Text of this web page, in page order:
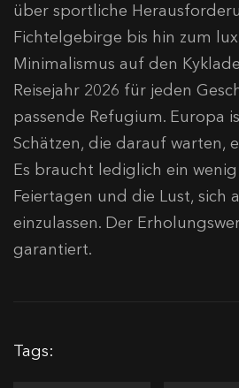
über sportliche
Fichtelgebirge bis hin zum
Minimalismus auf den
Reisejahr 2026 für jeden
passende Refugium. Europa
Schätzen, die darauf warten,
Es braucht lediglich ein
Feiertagen und die Lust, sich
einzulassen. Der
garantiert.
Tags: